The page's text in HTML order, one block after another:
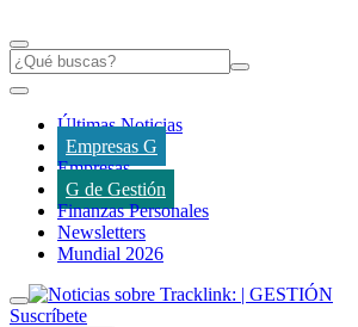
Últimas Noticias
Empresas G
Empresas
G de Gestión
Finanzas Personales
Newsletters
Mundial 2026
Suscríbete